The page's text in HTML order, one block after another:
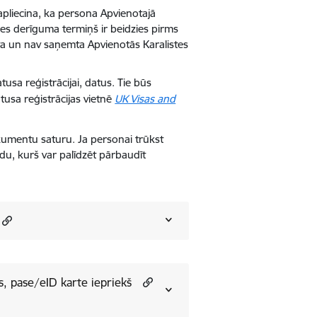
ka persona Apvienotajā
derīguma termiņš ir beidzies pirms
un nav saņemta Apvienotās Karalistes
reģistrācijai, datus. Tie būs
reģistrācijas vietnē UK Visas and
saturu. Ja personai trūkst
kurš var palīdzēt pārbaudīt
pase/eID karte iepriekš